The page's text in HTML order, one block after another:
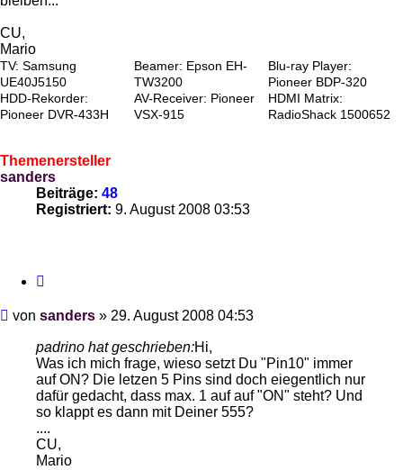
CU,
Mario
TV: Samsung
UE40J5150
Beamer: Epson EH-
TW3200
Blu-ray Player:
Pioneer BDP-320
HDD-Rekorder:
Pioneer DVR-433H
AV-Receiver: Pioneer
VSX-915
HDMI Matrix:
RadioShack 1500652
Themenersteller
sanders
Beiträge: 48
Registriert: 9. August 2008 03:53
Beitrag
von sanders » 29. August 2008 04:53
padrino hat geschrieben:Hi,
Was ich mich frage, wieso setzt Du "Pin10" immer
auf ON? Die letzen 5 Pins sind doch eiegentlich nur
dafür gedacht, dass max. 1 auf auf "ON" steht? Und
so klappt es dann mit Deiner 555?
....
CU,
Mario